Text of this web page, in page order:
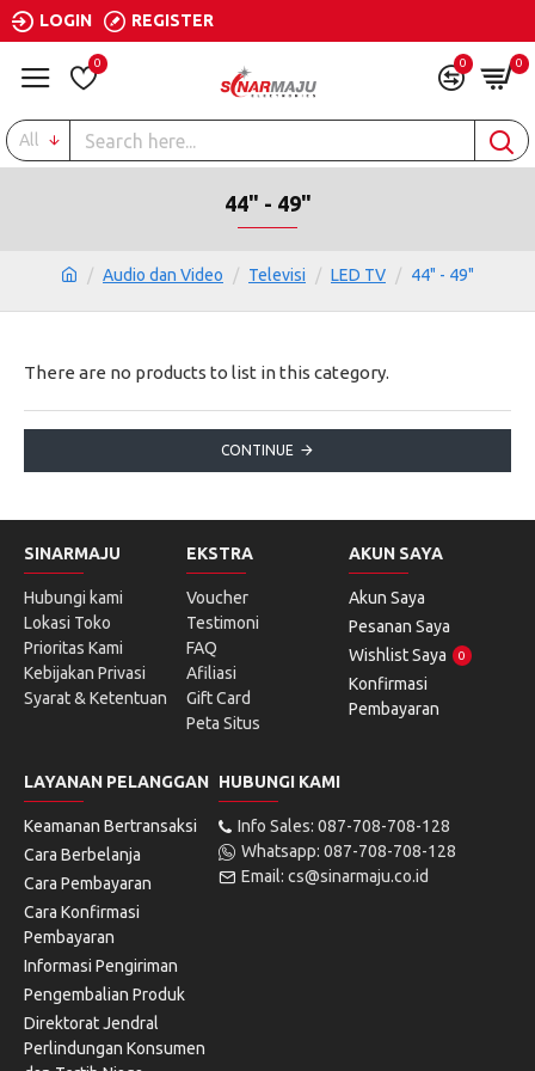
LOGIN REGISTER
0 0 0
All
Audio dan Video Televisi LED TV 44" - 49"
44" - 49"
There are no products to list in this category.
CONTINUE
SINARMAJU
Hubungi kami
Lokasi Toko
Prioritas Kami
Kebijakan Privasi
Syarat & Ketentuan
EKSTRA
Voucher
Testimoni
FAQ
Afiliasi
Gift Card
Peta Situs
AKUN SAYA
Akun Saya
Pesanan Saya
Wishlist Saya
0
Konfirmasi
Pembayaran
LAYANAN PELANGGAN
Keamanan Bertransaksi
Cara Berbelanja
Cara Pembayaran
Cara Konfirmasi
Pembayaran
Informasi Pengiriman
Pengembalian Produk
Direktorat Jendral
Perlindungan Konsumen
HUBUNGI KAMI
Info Sales: 087-708-708-128
Whatsapp: 087-708-708-128
Email: cs@sinarmaju.co.id